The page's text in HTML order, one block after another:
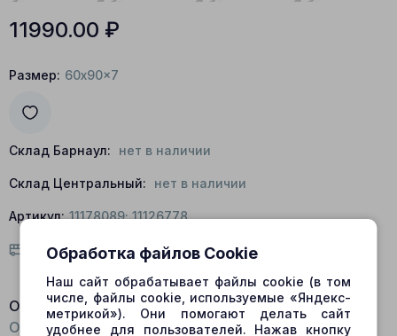
11990.00 ₽
Размер: 60x90x7
Склад Барнаул: нет в наличии
Склад Центральный: нет в наличии
Артикул: 11178089; 11126778
Условия доставки
Описание:
Общий вид: Состоит из набора прокладок и колец
Обработка файлов Cookie
Наш сайт обрабатывает файлы cookie (в том
числе, файлы cookie, используемые «Яндекс-
метрикой»). Они помогают делать сайт
удобнее для пользователей. Нажав кнопку